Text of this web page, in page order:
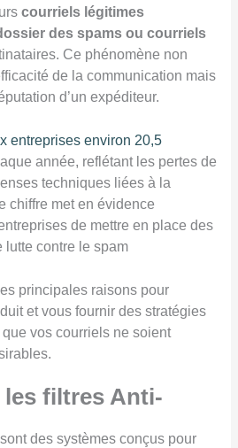
courriels légitimes
des spams ou courriels
Ce phénomène non
de la communication mais
d’un expéditeur.
entreprises environ 20,5
année, reflétant les pertes de
techniques liées à la
chiffre met en évidence
de mettre en place des
lutte contre le spam​
principales raisons pour
et vous fournir des stratégies
vos courriels ne soient
filtres Anti-
des systèmes conçus pour